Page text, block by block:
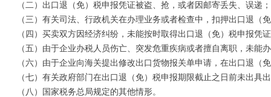
（二）出口退（免）税申报凭证被盗、抢，或者因邮寄丢失、误递；
（三）有关司法、行政机关在办理业务或者检查中，扣押出口退（
（四）买卖双方因经济纠纷，未能按时取得出口退（免）税申报凭
（五）由于企业办税人员伤亡、突发危重疾病或者擅自离职，未能
（六）由于企业向海关提出修改出口货物报关单申请，在出口退（
（七）有关政府部门在出口退（免）税申报期限截止之日前未出具
（八）国家税务总局规定的其他情形。